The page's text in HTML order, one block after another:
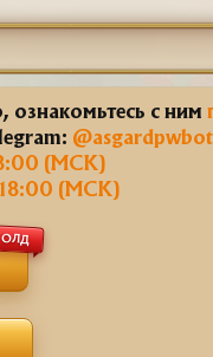
ознакомьтесь с ним
@asgardpwbot
(МСК)
18:00 (МСК)